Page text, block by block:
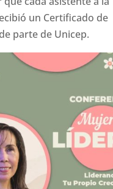
un Certificado de
parte de Unicep.